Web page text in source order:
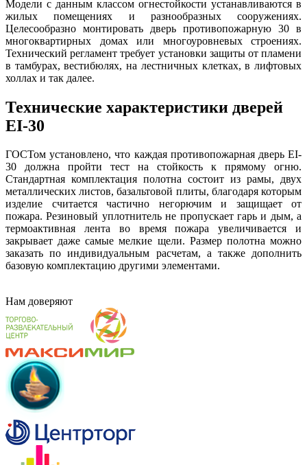
Модели с данным классом огнестойкости устанавливаются в
жилых помещениях и разнообразных сооружениях.
Целесообразно монтировать дверь противопожарную 30 в
многоквартирных домах или многоуровневых строениях.
Технический регламент требует установки защиты от пламени
в тамбурах, вестибюлях, на лестничных клетках, в лифтовых
холлах и так далее.
Технические характеристики дверей
EI-30
ГОСТом установлено, что каждая противопожарная дверь EI-
30 должна пройти тест на стойкость к прямому огню.
Стандартная комплектация полотна состоит из рамы, двух
металлических листов, базальтовой плиты, благодаря которым
изделие считается частично негорючим и защищает от
пожара. Резиновый уплотнитель не пропускает гарь и дым, а
термоактивная лента во время пожара увеличивается и
закрывает даже самые мелкие щели. Размер полотна можно
заказать по индивидуальным расчетам, а также дополнить
базовую комплектацию другими элементами.
Нам доверяют